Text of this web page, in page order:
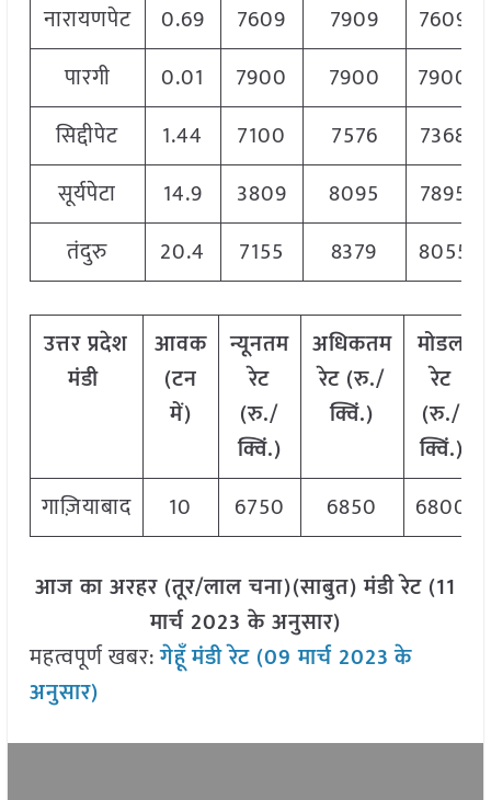
नारायणपेट
0.69 7609 7909
7609
पारगी
0.01 7900 7900
7900
सिद्दीपेट
1.44 7100 7576
7368
सूर्यपेटा
14.9 3809 8095
7895
तंदुरु
20.4 7155 8379 8055
उत्तरप्रदेश
मंडी
आवक
(टन
में)
न्यूनतम
रेट
(रु./
क्विं.)
अधिकतम
रेट (रु./
क्विं.)
मोडल
रेट
(रु./
क्विं.)
गाज़ियाबाद
10 6750 6850 6800
आज का अरहर (तूर/लाल चना)(साबुत) मंडी रेट (11
मार्च 2023 के अनुसार)
महत्वपूर्ण खबर:गेहूँमंडी रेट (09 मार्च 2023के
अनुसार)